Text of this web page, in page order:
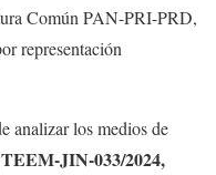
Común PAN-PRI-PRD,
representación
analizar los medios de
JIN-033/2024,